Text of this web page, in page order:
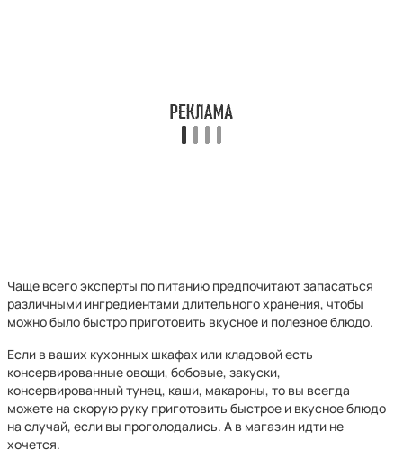
Чаще всего эксперты по питанию предпочитают запасаться
различными ингредиентами длительного хранения, чтобы
можно было быстро приготовить вкусное и полезное блюдо.
Если в ваших кухонных шкафах или кладовой есть
консервированные овощи, бобовые, закуски,
консервированный тунец, каши, макароны, то вы всегда
можете на скорую руку приготовить быстрое и вкусное блюдо
на случай, если вы проголодались. А в магазин идти не
хочется.